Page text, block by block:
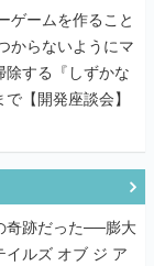
ゲームを作ること
除する『しずかな
【開発座談会】
奇跡だった──膨大
イルズ オブ ジ ア